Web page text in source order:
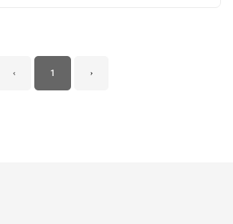
‹ 1 ›